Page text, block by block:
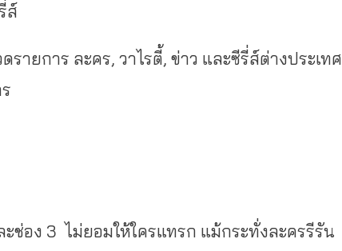
ส์
รายการ ละคร, วาไรตี้, ข่าว และซีรี่ส์ต่างประเทศ
ช่อง 3 ไม่ยอมให้ใครแทรก แม้กระทั่งละครรีรัน